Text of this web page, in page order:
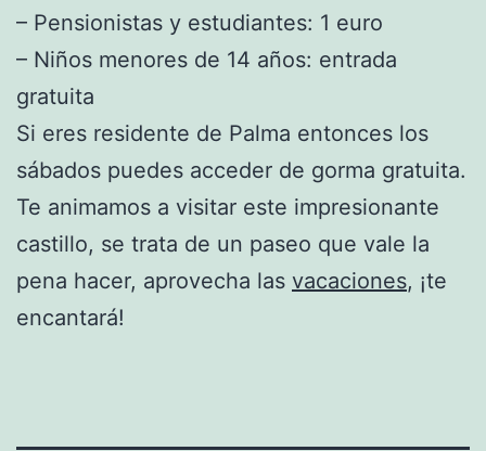
– Pensionistas y estudiantes: 1 euro
– Niños menores de 14 años: entrada
gratuita
Si eres residente de Palma entonces los
sábados puedes acceder de gorma gratuita.
Te animamos a visitar este impresionante
castillo, se trata de un paseo que vale la
pena hacer, aprovecha las vacaciones, ¡te
encantará!